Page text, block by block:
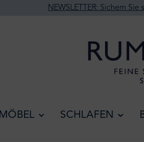
NEWSLETTER: Sichern
MÖBEL SCHLAFEN